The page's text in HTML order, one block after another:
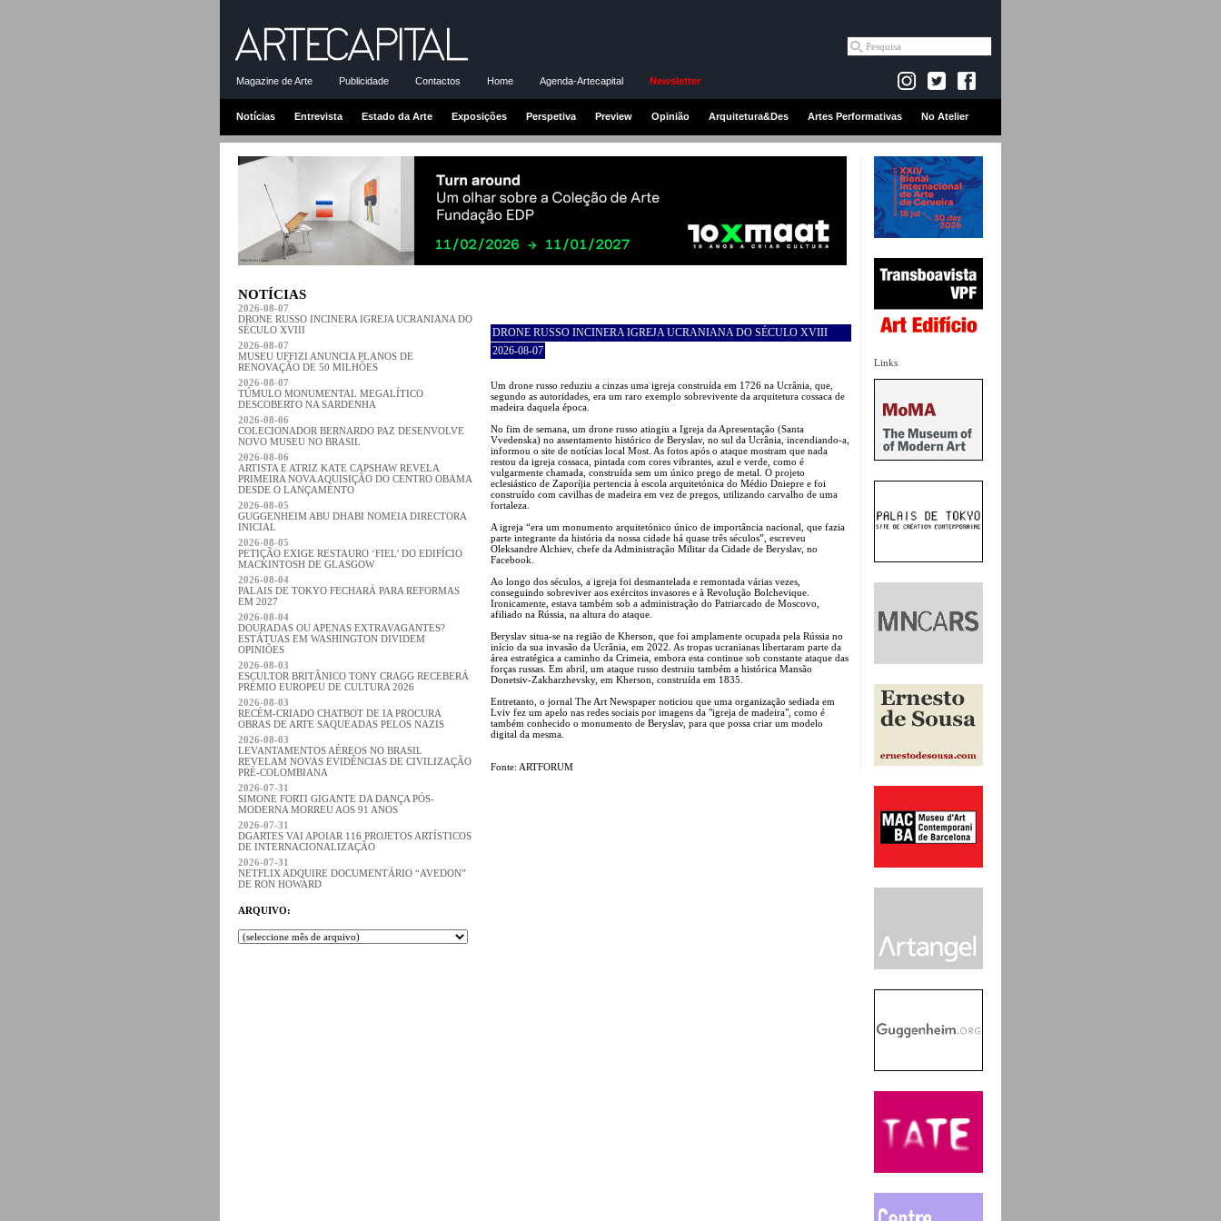
Magazine de Arte Publicidade Contactos Home Agenda-Artecapital Newsletter
Notícias Entrevista Estado da Arte Exposições Perspetiva Preview Opinião Arquitetura&Des Artes Performativas No Atelier
Links
NOTÍCIAS
2026-08-07
DRONE RUSSO INCINERA IGREJA UCRANIANA DO
SÉCULO XVIII
2026-08-07
MUSEU UFFIZI ANUNCIA PLANOS DE
RENOVAÇÃO DE 50 MILHÕES
2026-08-07
TÚMULO MONUMENTAL MEGALÍTICO
DESCOBERTO NA SARDENHA
2026-08-06
COLECIONADOR BERNARDO PAZ DESENVOLVE
NOVO MUSEU NO BRASIL
2026-08-06
ARTISTA E ATRIZ KATE CAPSHAW REVELA
PRIMEIRA NOVA AQUISIÇÃO DO CENTRO OBAMA
DESDE O LANÇAMENTO
2026-08-05
GUGGENHEIM ABU DHABI NOMEIA DIRECTORA
INICIAL
2026-08-05
PETIÇÃO EXIGE RESTAURO ‘FIEL’ DO EDIFÍCIO
MACKINTOSH DE GLASGOW
2026-08-04
PALAIS DE TOKYO FECHARÁ PARA REFORMAS
EM 2027
2026-08-04
DOURADAS OU APENAS EXTRAVAGANTES?
ESTÁTUAS EM WASHINGTON DIVIDEM
OPINIÕES
2026-08-03
ESCULTOR BRITÂNICO TONY CRAGG RECEBERÁ
PRÉMIO EUROPEU DE CULTURA 2026
2026-08-03
RECÉM-CRIADO CHATBOT DE IA PROCURA
OBRAS DE ARTE SAQUEADAS PELOS NAZIS
2026-08-03
LEVANTAMENTOS AÉREOS NO BRASIL
REVELAM NOVAS EVIDÊNCIAS DE CIVILIZAÇÃO
PRÉ-COLOMBIANA
2026-07-31
SIMONE FORTI GIGANTE DA DANÇA PÓS-
MODERNA MORREU AOS 91 ANOS
2026-07-31
DGARTES VAI APOIAR 116 PROJETOS ARTÍSTICOS
DE INTERNACIONALIZAÇÃO
2026-07-31
NETFLIX ADQUIRE DOCUMENTÁRIO “AVEDON”
DE RON HOWARD
ARQUIVO:
DRONE RUSSO INCINERA IGREJA UCRANIANA DO SÉCULO XVIII
2026-08-07
Um drone russo reduziu a cinzas uma igreja construída em 1726 na Ucrânia, que,
segundo as autoridades, era um raro exemplo sobrevivente da arquitetura cossaca de
madeira daquela época.
No fim de semana, um drone russo atingiu a Igreja da Apresentação (Santa
Vvedenska) no assentamento histórico de Beryslav, no sul da Ucrânia, incendiando-a,
informou o site de notícias local Most. As fotos após o ataque mostram que nada
restou da igreja cossaca, pintada com cores vibrantes, azul e verde, como é
vulgarmente chamada, construída sem um único prego de metal. O projeto
eclesiástico de Zaporíjia pertencia à escola arquitetónica do Médio Dniepre e foi
construído com cavilhas de madeira em vez de pregos, utilizando carvalho de uma
fortaleza.
A igreja “era um monumento arquitetónico único de importância nacional, que fazia
parte integrante da história da nossa cidade há quase três séculos”, escreveu
Oleksandre Alchiev, chefe da Administração Militar da Cidade de Beryslav, no
Facebook.
Ao longo dos séculos, a igreja foi desmantelada e remontada várias vezes,
conseguindo sobreviver aos exércitos invasores e à Revolução Bolchevique.
Ironicamente, estava também sob a administração do Patriarcado de Moscovo,
afiliado na Rússia, na altura do ataque.
Beryslav situa-se na região de Kherson, que foi amplamente ocupada pela Rússia no
início da sua invasão da Ucrânia, em 2022. As tropas ucranianas libertaram parte da
área estratégica a caminho da Crimeia, embora esta continue sob constante ataque das
forças russas. Em abril, um ataque russo destruiu também a histórica Mansão
Donetsiv-Zakharzhevsky, em Kherson, construída em 1835.
Entretanto, o jornal The Art Newspaper noticiou que uma organização sediada em
Lviv fez um apelo nas redes sociais por imagens da "igreja de madeira", como é
também conhecido o monumento de Beryslav, para que possa criar um modelo
digital da mesma.
Fonte: ARTFORUM